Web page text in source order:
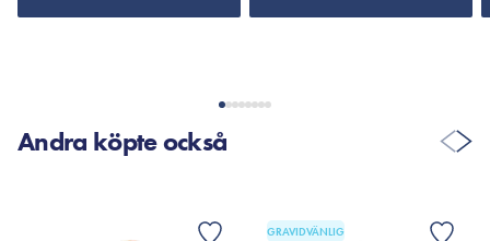
Andra köpte också
GRAVIDVÄNLIG